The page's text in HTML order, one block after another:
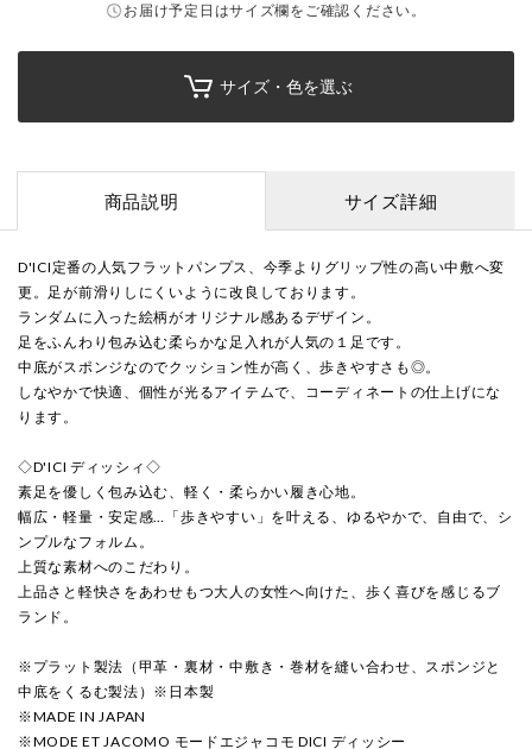
お届け予定日はサイズ欄をご確認ください。
サイズ・色を選ぶ
商品説明 サイズ詳細
D'ICI定番の人気フラットパンプス、今季よりグリップ性の高い中敷へ変
更。足が前滑りしにくいように改良しております。
ランダムに入った絵柄がオリジナル感あるデザイン。
足をふんわり包み込む柔らかな足入れが人気の１足です。
中底がスポンジなのでクッション性が高く、歩きやすさも◎。
しなやかで快適、個性が光るアイテムで、コーディネートの仕上げにな
ります。
◇D'ICI ディッシィ◇
素足を優しく包み込む、軽く・柔らかい履き心地。
幅広・軽量・安定感…「歩きやすい」を叶える、ゆるやかで、自由で、シ
ンプルなフォルム。
上質な素材へのこだわり。
上品さと軽快さをあわせもつ大人の女性へ向けた、歩く喜びを感じるブ
ランド。
※プラット製法（甲革・裏材・中敷き・巻材を縫い合わせ、スポンジと
中底をくるむ製法）※日本製
※MADE IN JAPAN
※MODE ET JACOMO モードエジャコモ DICI ディッシー